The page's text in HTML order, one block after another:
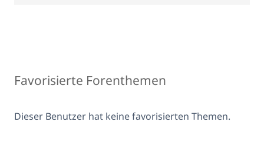
Favorisierte Forenthemen
Dieser Benutzer hat keine favorisierten Themen.